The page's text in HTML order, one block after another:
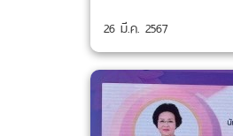
ผู้จัดการใหญ่ และประธา
อยุธยา ประกันชีวิต ผู้จัดก
อันซ์ ) และคุณนภา ตรีรัต
สายงานปฏิบัติการประกันชี
ซึ่งในปีนี้ โรงพยาบาลบาง
รางวัลBest Utilization
ณ ห้อง Grand Ballroom
26 มี.ค. 2567